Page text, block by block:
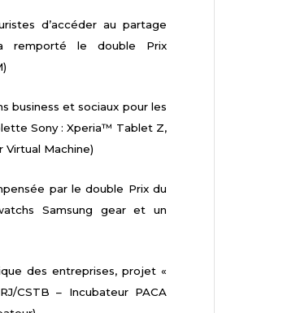
d’accéder au partage
remporté le double Prix
business et sociaux pour les
Sony : Xperia™ Tablet Z,
Virtual Machine)
par le double Prix du
Samsung gear et un
des entreprises, projet «
CSTB – Incubateur PACA